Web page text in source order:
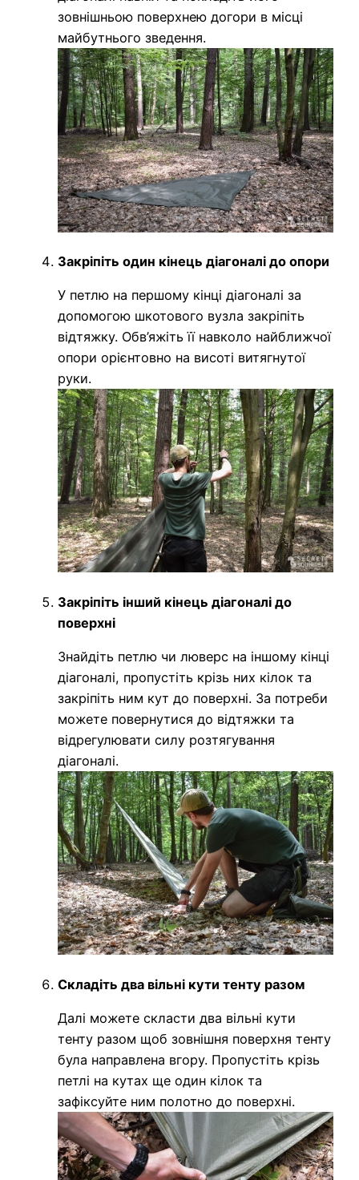
зовнішньою поверхнею догори в місці
майбутнього зведення.
Закріпіть один кінець діагоналі до опори
У петлю на першому кінці діагоналі за
допомогою шкотового вузла закріпіть
відтяжку. Обв’яжіть її навколо найближчої
опори орієнтовно на висоті витягнутої
руки.
Закріпіть інший кінець діагоналі до
поверхні
Знайдіть петлю чи люверс на іншому кінці
діагоналі, пропустіть крізь них кілок та
закріпіть ним кут до поверхні. За потреби
можете повернутися до відтяжки та
відрегулювати силу розтягування
діагоналі.
Складіть два вільні кути тенту разом
Далі можете скласти два вільні кути
тенту разом щоб зовнішня поверхня тенту
була направлена вгору. Пропустіть крізь
петлі на кутах ще один кілок та
зафіксуйте ним полотно до поверхні.